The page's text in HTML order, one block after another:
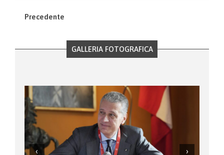
Precedente
GALLERIA FOTOGRAFICA